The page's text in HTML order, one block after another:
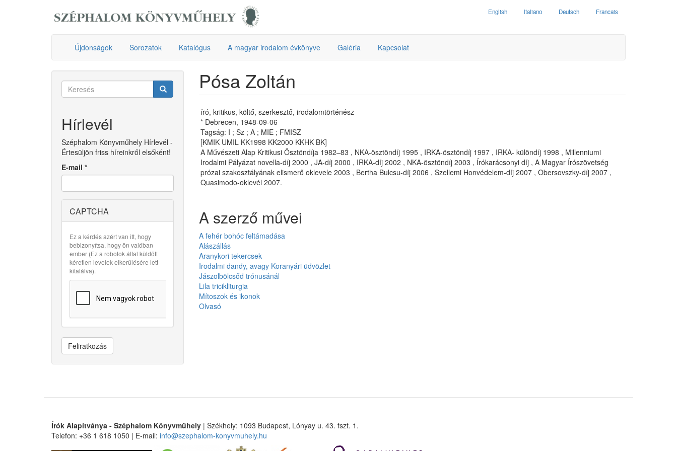
English Italiano Deutsch Francais
Újdonságok Sorozatok Katalógus A magyar irodalom évkönyve Galéria Kapcsolat
Keresés
Hírlevél
Széphalom Könyvműhely Hírlevél -
Értesüljön friss híreinkről elsőként!
E-mail *
CAPTCHA
Ez a kérdés azért van itt, hogy
bebizonyítsa, hogy ön valóban
ember (Ez a robotok által küldött
kéretlen levelek elkerülésére lett
kitalálva).
Feliratkozás
Pósa Zoltán
író, kritikus, költő, szerkesztő, irodalomtörténész
* Debrecen, 1948-09-06
Tagság: I ; Sz ; A ; MIE ; FMISZ
[KMIK UMIL KK1998 KK2000 KKHK BK]
A Művészeti Alap Kritikusi Ösztöndíja 1982–83 , NKA-ösztöndíj 1995 , IRKA-ösztöndíj 1997 , IRKA- különdíj 1998 , Millenniumi
Irodalmi Pályázat novella-díj 2000 , JA-díj 2000 , IRKA-díj 2002 , NKA-ösztöndíj 2003 , Írókarácsonyi díj , A Magyar Írószövetség
prózai szakosztályának elismerő oklevele 2003 , Bertha Bulcsu-díj 2006 , Szellemi Honvédelem-díj 2007 , Obersovszky-díj 2007 ,
Quasimodo-oklevél 2007.
A szerző művei
A fehér bohóc feltámadása
Alászállás
Aranykori tekercsek
Irodalmi dandy, avagy Koranyári üdvözlet
Jászolbölcsőd trónusánál
Lila tricikliturgia
Mítoszok és ikonok
Olvasó
Írók Alapítványa - Széphalom Könyvműhely | Székhely: 1093 Budapest, Lónyay u. 43. fszt. 1.
Telefon: +36 1 618 1050 | E-mail: info@szephalom-konyvmuhely.hu